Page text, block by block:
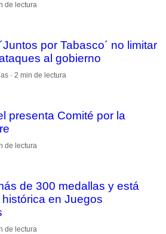
de lectura
por Tabasco´ no limitar
al gobierno
· 2 min de lectura
presenta Comité por la
de lectura
de 300 medallas y está
en Juegos
de lectura